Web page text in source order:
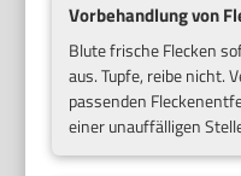
Vorbehandlung von
Blute frische Flecken
aus. Tupfe, reibe nicht.
passenden
einer unauffälligen